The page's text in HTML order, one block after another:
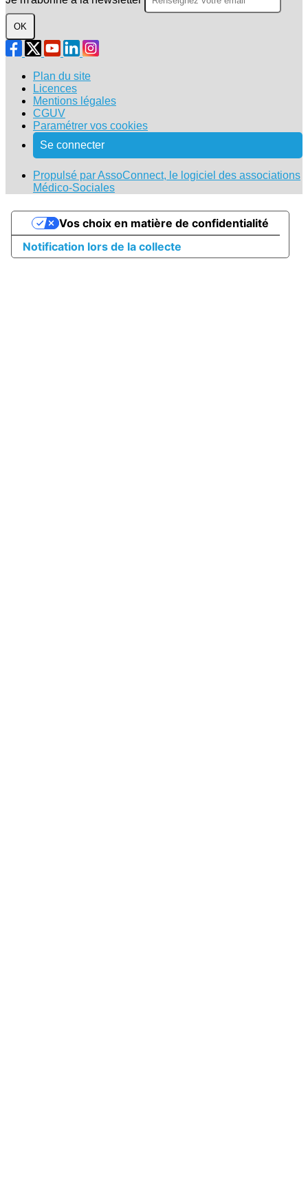
OK
Plan du site
Licences
Mentions légales
CGUV
Paramétrer vos cookies
Se connecter
Propulsé par AssoConnect, le logiciel des associations
Médico-Sociales
Notification lors de la collecte
Vos choix en matière de confidentialité